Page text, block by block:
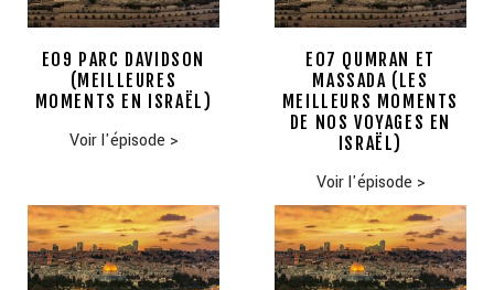
E09 PARC DAVIDSON
(MEILLEURES
MOMENTS EN ISRAËL)
Voir l'épisode >
E07 QUMRAN ET
MASSADA (LES
MEILLEURS MOMENTS
DE NOS VOYAGES EN
ISRAËL)
Voir l'épisode >